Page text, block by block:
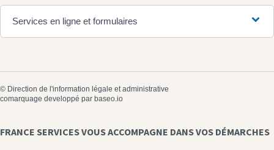
Services en ligne et formulaires
© Direction de l'information légale et administrative
comarquage developpé par baseo.io
FRANCE SERVICES VOUS ACCOMPAGNE DANS VOS DÉMARCHES